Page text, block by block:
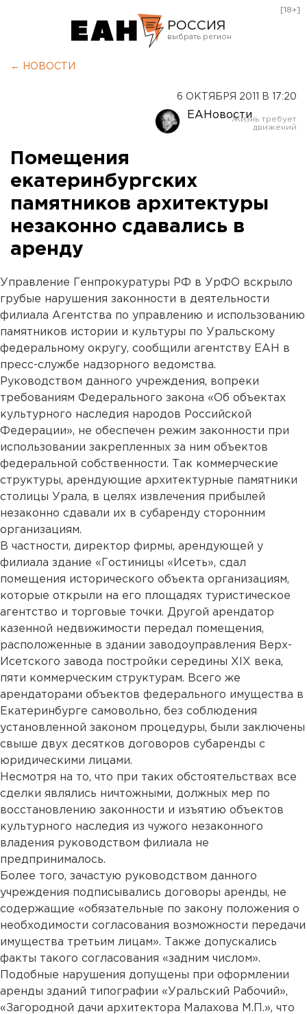
РОССИЯ
Оренбург
[18+]
← НОВОСТИ
6 ОКТЯБРЯ 2011 В 17:20
ЕАНовости
Помещения
екатеринбургских
памятников архитектуры
незаконно сдавались в
аренду
Управление Генпрокуратуры РФ в УрФО вскрыло
грубые нарушения законности в деятельности
филиала Агентства по управлению и использованию
памятников истории и культуры по Уральскому
федеральному округу, сообщили агентству ЕАН в
пресс-службе надзорного ведомства.
Руководством данного учреждения, вопреки
требованиям Федерального закона «Об объектах
культурного наследия народов Российской
Федерации», не обеспечен режим законности при
использовании закрепленных за ним объектов
федеральной собственности. Так коммерческие
структуры, арендующие архитектурные памятники
столицы Урала, в целях извлечения прибылей
незаконно сдавали их в субаренду сторонним
организациям.
В частности, директор фирмы, арендующей у
филиала здание «Гостиницы «Исеть», сдал
помещения исторического объекта организациям,
которые открыли на его площадях туристическое
агентство и торговые точки. Другой арендатор
казенной недвижимости передал помещения,
расположенные в здании заводоуправления Верх-
Исетского завода постройки середины XIX века,
пяти коммерческим структурам. Всего же
арендаторами объектов федерального имущества в
Екатеринбурге самовольно, без соблюдения
установленной законом процедуры, были заключены
свыше двух десятков договоров субаренды с
юридическими лицами.
Несмотря на то, что при таких обстоятельствах все
сделки являлись ничтожными, должных мер по
восстановлению законности и изъятию объектов
культурного наследия из чужого незаконного
владения руководством филиала не
предпринималось.
Более того, зачастую руководством данного
учреждения подписывались договоры аренды, не
содержащие «обязательные по закону положения о
необходимости согласования возможности передачи
имущества третьим лицам». Также допускались
факты такого согласования «задним числом».
Подобные нарушения допущены при оформлении
аренды зданий типографии «Уральский Рабочий»,
«Загородной дачи архитектора Малахова М.П.», что